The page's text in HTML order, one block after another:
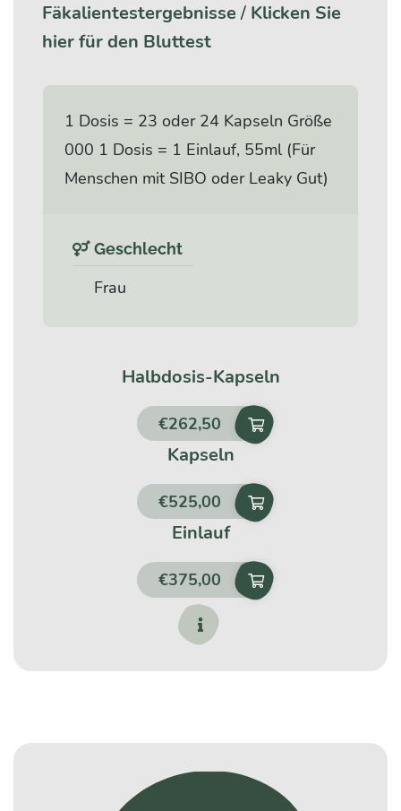
Fäkalientestergebnisse/ Klicken Sie
hier für den Bluttest
1 Dosis = 23 oder 24 Kapseln Größe
000 1 Dosis = 1 Einlauf, 55ml (Für
Menschen mit SIBO oder Leaky Gut)
Geschlecht
Frau
Halbdosis-Kapseln
€262,50
Kapseln
€525,00
Einlauf
€375,00